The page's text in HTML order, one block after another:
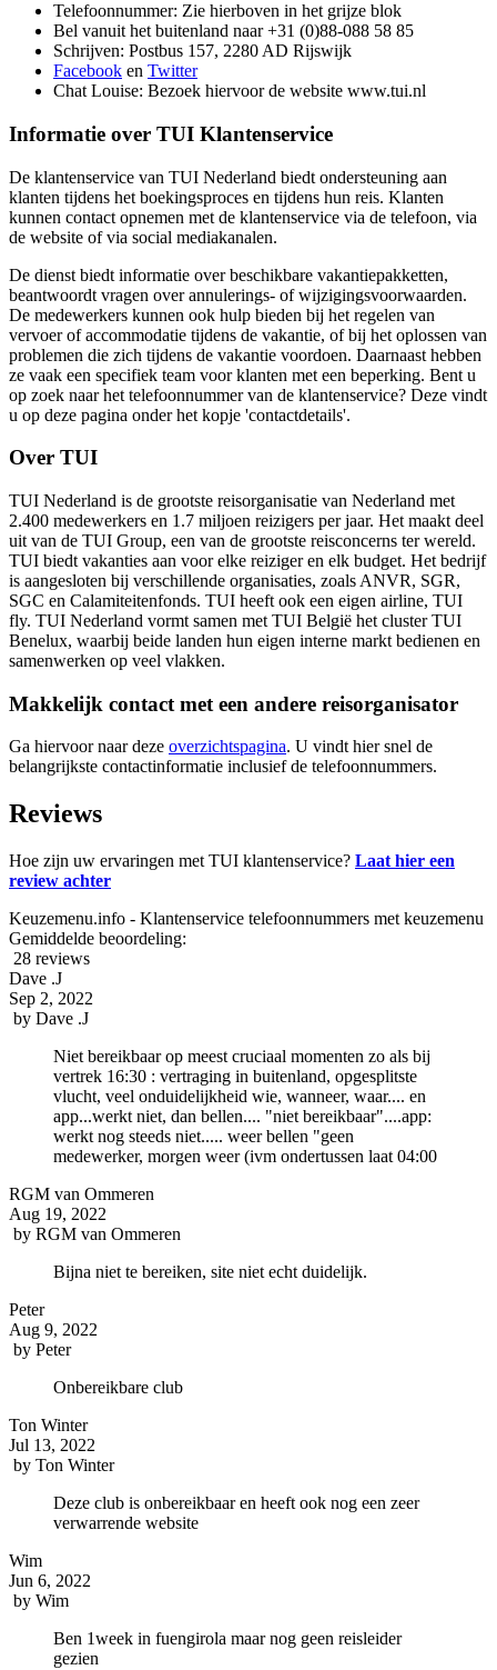
Telefoonnummer: Zie hierboven in het grijze blok
Bel vanuit het buitenland naar +31 (0)88-088 58 85
Schrijven: Postbus 157, 2280 AD Rijswijk
Facebook en Twitter
Chat Louise: Bezoek hiervoor de website www.tui.nl
Informatie over TUI Klantenservice
De klantenservice van TUI Nederland biedt ondersteuning aan
klanten tijdens het boekingsproces en tijdens hun reis. Klanten
kunnen contact opnemen met de klantenservice via de telefoon, via
de website of via social mediakanalen.
De dienst biedt informatie over beschikbare vakantiepakketten,
beantwoordt vragen over annulerings- of wijzigingsvoorwaarden.
De medewerkers kunnen ook hulp bieden bij het regelen van
vervoer of accommodatie tijdens de vakantie, of bij het oplossen van
problemen die zich tijdens de vakantie voordoen. Daarnaast hebben
ze vaak een specifiek team voor klanten met een beperking. Bent u
op zoek naar het telefoonnummer van de klantenservice? Deze vindt
u op deze pagina onder het kopje 'contactdetails'.
Over TUI
TUI Nederland is de grootste reisorganisatie van Nederland met
2.400 medewerkers en 1.7 miljoen reizigers per jaar. Het maakt deel
uit van de TUI Group, een van de grootste reisconcerns ter wereld.
TUI biedt vakanties aan voor elke reiziger en elk budget. Het bedrijf
is aangesloten bij verschillende organisaties, zoals ANVR, SGR,
SGC en Calamiteitenfonds. TUI heeft ook een eigen airline, TUI
fly. TUI Nederland vormt samen met TUI België het cluster TUI
Benelux, waarbij beide landen hun eigen interne markt bedienen en
samenwerken op veel vlakken.
Makkelijk contact met een andere reisorganisator
Ga hiervoor naar deze overzichtspagina. U vindt hier snel de
belangrijkste contactinformatie inclusief de telefoonnummers.
Reviews
Hoe zijn uw ervaringen met TUI klantenservice? Laat hier een
review achter
Keuzemenu.info - Klantenservice telefoonnummers met keuzemenu
Gemiddelde beoordeling:
28 reviews
Dave .J
Sep 2, 2022
by Dave .J
Niet bereikbaar op meest cruciaal momenten zo als bij
vertrek 16:30 : vertraging in buitenland, opgesplitste
vlucht, veel onduidelijkheid wie, wanneer, waar.... en
app...werkt niet, dan bellen.... "niet bereikbaar"....app:
werkt nog steeds niet..... weer bellen "geen
medewerker, morgen weer (ivm ondertussen laat 04:00
RGM van Ommeren
Aug 19, 2022
by RGM van Ommeren
Bijna niet te bereiken, site niet echt duidelijk.
Peter
Aug 9, 2022
by Peter
Onbereikbare club
Ton Winter
Jul 13, 2022
by Ton Winter
Deze club is onbereikbaar en heeft ook nog een zeer
verwarrende website
Wim
Jun 6, 2022
by Wim
Ben 1week in fuengirola maar nog geen reisleider
gezien